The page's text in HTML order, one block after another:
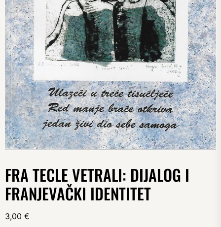
FRA TECLE VETRALI: DIJALOG I
FRANJEVAČKI IDENTITET
3,00 €